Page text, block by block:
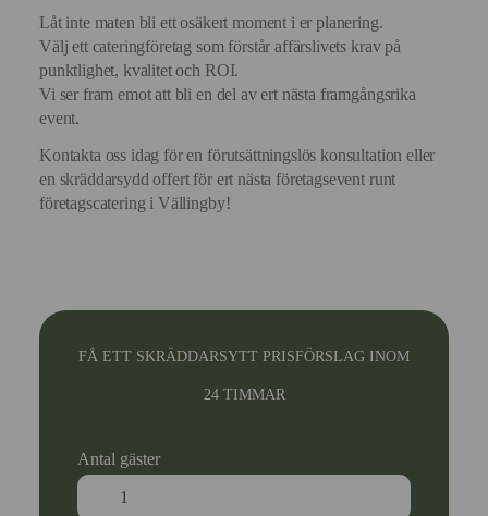
Låt inte maten bli ett osäkert moment i er planering.
Välj ett cateringföretag som förstår affärslivets krav på
punktlighet, kvalitet och ROI.
Vi ser fram emot att bli en del av ert nästa framgångsrika
event.
Kontakta oss idag för en förutsättningslös konsultation eller
en skräddarsydd offert för ert nästa företagsevent runt
företagscatering i Vällingby!
FÅ ETT SKRÄDDARSYTT PRISFÖRSLAG INOM
24 TIMMAR
Antal gäster